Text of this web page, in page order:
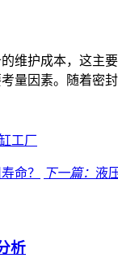
维护成本，这主
量因素。随着密
工厂
命？ 下一篇： 液
析